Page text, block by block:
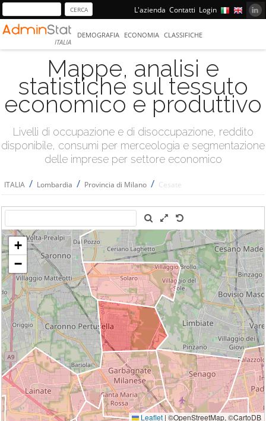
L'azienda Contatti Login
ITALIA
DEMOGRAFIA ECONOMIA CLASSIFICHE
Mappe, analisi e
statistiche sul tessuto
economico e produttivo
Livelli di occupazione e di disoccupazione, reddito
disponibile, consumi per merceologia e segmentazione
delle imprese per settore economico
ITALIA / Lombardia / Provincia di Milano / Cesate